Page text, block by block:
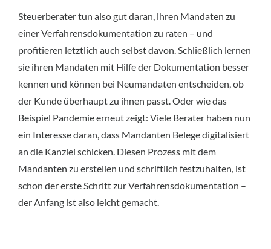
Steuerberater tun also gut daran, ihren Mandaten zu
einer Verfahrensdokumentation zu raten – und
profitieren letztlich auch selbst davon. Schließlich lernen
sie ihren Mandaten mit Hilfe der Dokumentation besser
kennen und können bei Neumandaten entscheiden, ob
der Kunde überhaupt zu ihnen passt. Oder wie das
Beispiel Pandemie erneut zeigt: Viele Berater haben nun
ein Interesse daran, dass Mandanten Belege digitalisiert
an die Kanzlei schicken. Diesen Prozess mit dem
Mandanten zu erstellen und schriftlich festzuhalten, ist
schon der erste Schritt zur Verfahrensdokumentation –
der Anfang ist also leicht gemacht.